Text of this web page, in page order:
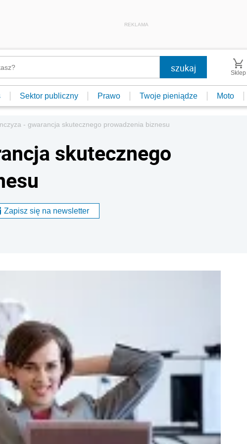
REKLAMA
Sklep
Sektor publiczny Prawo Twoje pieniądze Moto
- gwarancja skutecznego prowadzenia biznesu
skutecznego
Zapisz się na newsletter